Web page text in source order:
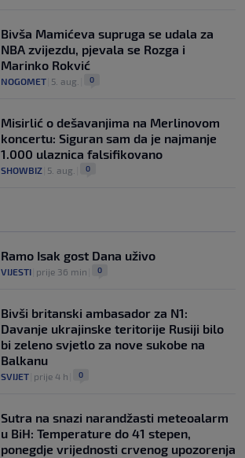
Bivša Mamićeva supruga se udala za
NBA zvijezdu, pjevala se Rozga i
Marinko Rokvić
NOGOMET 5. aug. 0
Misirlić o dešavanjima na Merlinovom
koncertu: Siguran sam da je najmanje
1.000 ulaznica falsifikovano
SHOWBIZ 5. aug. 0
Ramo Isak gost Dana uživo
VIJESTI prije 36 min 0
Bivši britanski ambasador za N1:
Davanje ukrajinske teritorije Rusiji bilo
bi zeleno svjetlo za nove sukobe na
Balkanu
SVIJET prije 4 h 0
Sutra na snazi narandžasti meteoalarm
u BiH: Temperature do 41 stepen,
ponegdje vrijednosti crvenog upozorenja